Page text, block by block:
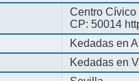
Centro Cívico
CP: 50014
Kedadas en
Kedadas en